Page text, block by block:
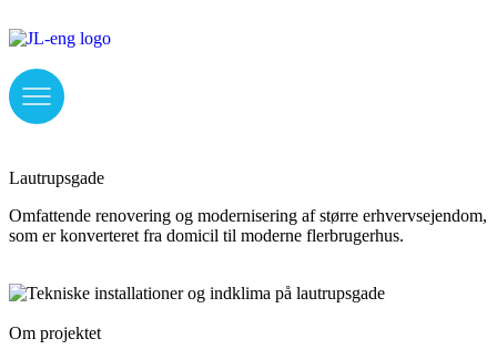
Lautrupsgade
Omfattende renovering og modernisering af større erhvervsejendom,
som er konverteret fra domicil til moderne flerbrugerhus.
Om projektet